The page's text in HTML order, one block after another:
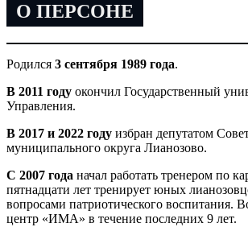
О ПЕРСОНЕ
Родился 3 сентября 1989 года.
В 2011 году окончил Государственный
Управления.
В 2017 и 2022 году избран депутатом
муниципального округа Лианозово.
С 2007 года начал работать тренером по
пятнадцати лет тренирует юных
вопросами патриотического воспитания.
центр «ИМА» в течение последних 9 лет.